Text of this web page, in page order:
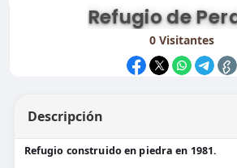
Refugio de
0Visitantes
Descripción
Refugio construido en piedra en 1981.